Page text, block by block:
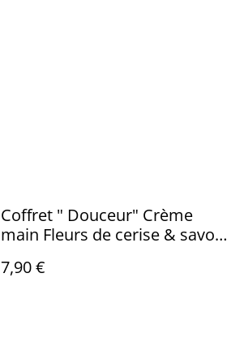
Coffret " Douceur" Crème
main Fleurs de cerise & savon
7,90 €